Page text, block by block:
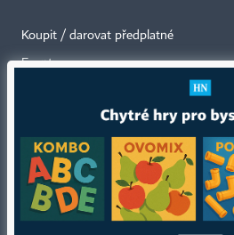
Koupit / darovat předplatné
Eventy
Autorská práva vykonává vydavatel. Bez
zakázáno jakékoli užití částí nebo celku díla,
jakýmkoli způsobem, mechanickým nebo
jiném jazyce. Bez souhlasu vydavatele je